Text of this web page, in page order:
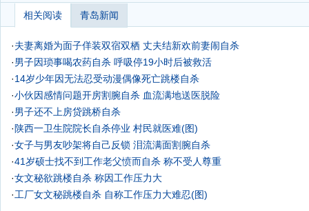
相关阅读 青岛新闻
·夫妻离婚为面子佯装双宿双栖 丈夫结新欢前妻闹自杀
·男子因琐事喝农药自杀 呼吸停19小时后被救活
·14岁少年因无法忍受动漫偶像死亡跳楼自杀
·小伙因感情问题开房割腕自杀 血流满地送医脱险
·男子还不上房贷跳桥自杀
· 陕西一卫生院院长自杀停业 村民就医难(图)
·女子与男友吵架将自己反锁 泪流满面割腕自杀
·41岁硕士找不到工作老父愤而自杀 称不受人尊重
·女文秘欲跳楼自杀 称因工作压力大
·工厂女文秘跳楼自杀 自称工作压力大难忍(图)